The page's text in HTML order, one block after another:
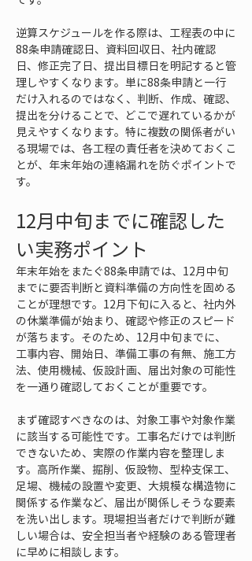
逆算スケジュールを作る際は、工程表の中に
88条申請確認日、資料回収日、社内確認
日、修正完了日、提出目標日を明記すると管
理しやすくなります。単に88条申請と一行
だけ入れるのではなく、判断、作成、確認、
提出を分けることで、どこで遅れているかが
見えやすくなります。特に複数の関係者がい
る現場では、各工程の責任者を決めておくこ
とが、年末年始の連絡漏れを防ぐポイントで
す。
12月中旬までに確認した
い実務ポイント
年末年始をまたぐ88条申請では、12月中旬
までに要否判断と資料準備の方向性を固める
ことが理想です。12月下旬に入ると、社内外
の休業準備が始まり、確認や修正のスピード
が落ちます。そのため、12月中旬までに、
工事内容、開始日、準備工事の有無、施工方
法、使用機械、仮設計画、届出対象の可能性
を一通り確認しておくことが重要です。
まず確認すべきなのは、対象工事や対象作業
に該当する可能性です。工事名だけでは判断
できないため、実際の作業内容を整理しま
す。高所作業、掘削、仮設物、型枠支保工、
足場、機械の設置や変更、大規模な構造物に
関係する作業など、届出が関係しそうな要素
を洗い出します。現場担当者だけで判断が難
しい場合は、安全担当者や経験のある管理者
に早めに相談します。